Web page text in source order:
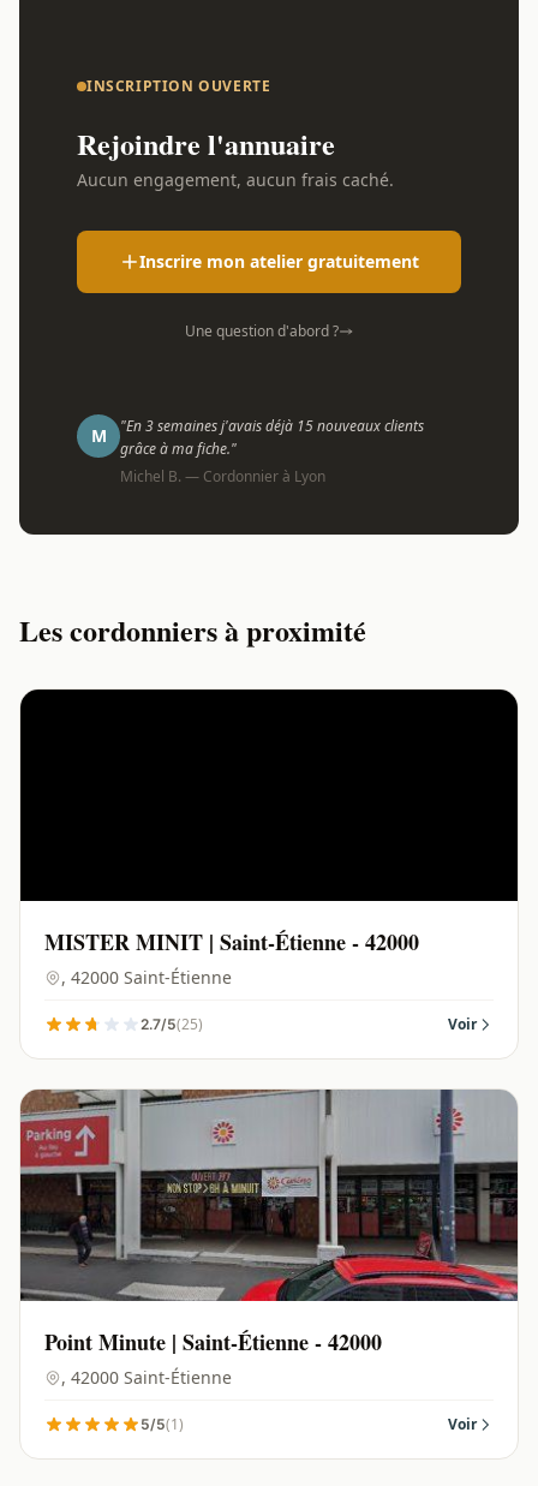
INSCRIPTION OUVERTE
Rejoindre l'annuaire
Aucun engagement, aucun frais caché.
Inscrire mon atelier gratuitement
Une question d'abord ?
M
"En 3 semaines j'avais déjà 15 nouveaux clients
grâce à ma fiche."
Michel B. — Cordonnier à Lyon
Les cordonniers à proximité
MISTER MINIT | Saint-Étienne - 42000
, 42000 Saint-Étienne
2.7/5(25) Voir
Point Minute | Saint-Étienne - 42000
, 42000 Saint-Étienne
5/5(1) Voir